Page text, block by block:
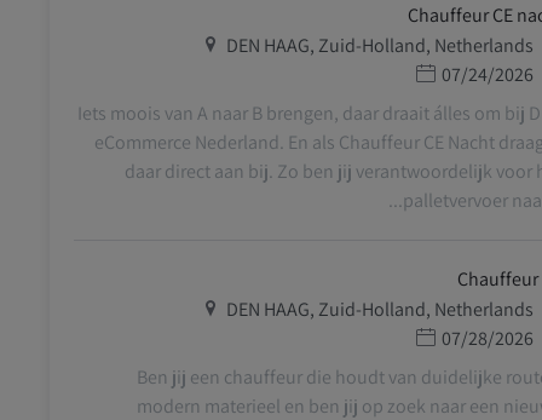
Chauffeur CE
מיקום
DEN HAAG, Zuid-Holland, Netherlands
תאריך פרסום
07/24/2026
Iets moois van A naar B brengen, daar draait álles om bij
eCommerce Nederland. En als Chauffeur CE Nacht
daar direct aan bij. Zo ben jij verantwoordelijk voor
palletvervoer naar
Chauffeur
מיקום
DEN HAAG, Zuid-Holland, Netherlands
תאריך פרסום
07/28/2026
Ben jij een chauffeur die houdt van duidelijke
modern materieel en ben jij op zoek naar een